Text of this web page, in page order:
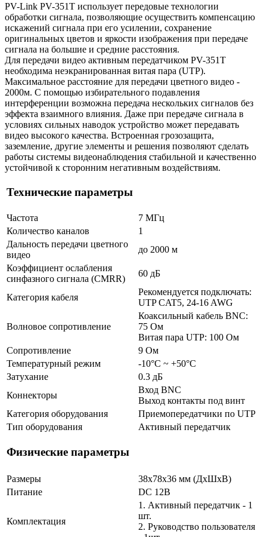
PV-Link PV-351T использует передовые технологии
обработки сигнала, позволяющие осуществить компенсацию
искажений сигнала при его усилении, сохранение
оригинальных цветов и яркости изображения при передаче
сигнала на большие и средние расстояния.
Для передачи видео активным передатчиком PV-351T
необходима неэкранированная витая пара (UTP).
Максимальное расстояние для передачи цветного видео -
2000м. С помощью избирательного подавления
интерференции возможна передача нескольких сигналов без
эффекта взаимного влияния. Даже при передаче сигнала в
условиях сильных наводок устройство может передавать
видео высокого качества. Встроенная грозозащита,
заземление, другие элементы и решения позволяют сделать
работы системы видеонаблюдения стабильной и качественно
устойчивой к сторонним негативным воздействиям.
Технические параметры
Частота
7 МГц
Количество каналов
1
Дальность передачи цветного
видео
до 2000 м
Коэффициент ослабления
синфазного сигнала (CMRR)
60 дБ
Категория кабеля
Рекомендуется подключать:
UTP CAT5, 24-16 AWG
Волновое сопротивление
Коаксильный кабель BNC:
75 Ом
Витая пара UTP: 100 Ом
Сопротивление
9 Ом
Температурный режим
-10°С ~ +50°С
Затухание
0.3 дБ
Коннекторы
Вход BNC
Выход контакты под винт
Категория оборудования
Приемопередатчики по UTP
Тип оборудования
Активный передатчик
Физические параметры
Размеры
38х78х36 мм (ДхШхВ)
Питание
DC 12В
Комплектация
1. Активный передатчик - 1
шт.
2. Руководство пользователя